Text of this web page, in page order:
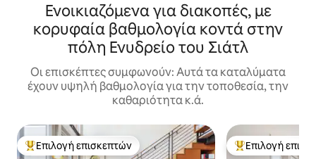
Ενοικιαζόμενα για διακοπές, με
κορυφαία βαθμολογία κοντά στην
πόλη Ενυδρείο του Σιάτλ
Οι επισκέπτες συμφωνούν: Αυτά τα καταλύματα
έχουν υψηλή βαθμολογία για την τοποθεσία, την
καθαριότητα κ.ά.
Κορυφαία επιλογή επισκεπτών
Επιλογή επισκεπτών Κορυφαία
Επιλογή